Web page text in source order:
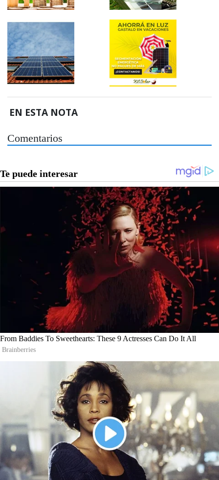
EN ESTA NOTA
Comentarios